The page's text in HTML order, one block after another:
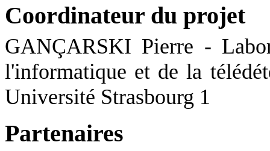
Coordinateur du projet
GANÇARSKI Pierre -
l'informatique et de la
Université Strasbourg 1
Partenaires